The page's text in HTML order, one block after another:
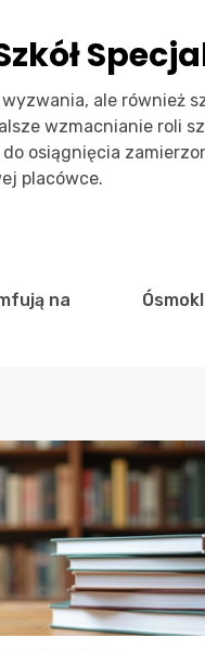
ale również
wzmacnianie roli
osiągnięcia
placówce.
na